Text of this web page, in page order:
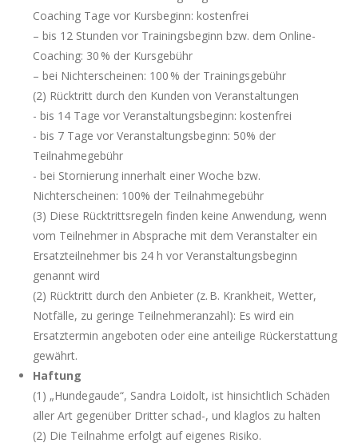
Coaching Tage vor Kursbeginn: kostenfrei
– bis 12 Stunden vor Trainingsbeginn bzw. dem Online-
Coaching: 30 % der Kursgebühr
– bei Nichterscheinen: 100 % der Trainingsgebühr
(2) Rücktritt durch den Kunden von Veranstaltungen
- bis 14 Tage vor Veranstaltungsbeginn: kostenfrei
- bis 7 Tage vor Veranstaltungsbeginn: 50% der
Teilnahmegebühr
- bei Stornierung innerhalt einer Woche bzw.
Nichterscheinen: 100% der Teilnahmegebühr
(3) Diese Rücktrittsregeln finden keine Anwendung, wenn
vom Teilnehmer in Absprache mit dem Veranstalter ein
Ersatzteilnehmer bis 24 h vor Veranstaltungsbeginn
genannt wird
(2) Rücktritt durch den Anbieter (z. B. Krankheit, Wetter,
Notfälle, zu geringe Teilnehmeranzahl): Es wird ein
Ersatztermin angeboten oder eine anteilige Rückerstattung
gewährt.
Haftung
(1) „Hundegaude“, Sandra Loidolt, ist hinsichtlich Schäden
aller Art gegenüber Dritter schad-, und klaglos zu halten
(2) Die Teilnahme erfolgt auf eigenes Risiko.